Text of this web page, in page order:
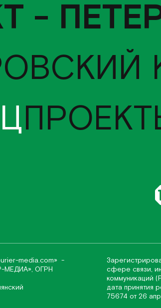
-
media.com» -
МЕДИА», ОГРН
сфере связи,
коммуникаций
дата принятия
75674 от 26